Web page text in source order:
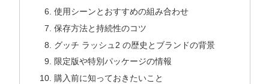
使用シーンとおすすめの組み合わせ
保存方法と持続性のコツ
グッチ ラッシュ2 の歴史とブランドの背景
限定版や特別パッケージの情報
購入前に知っておきたいこと